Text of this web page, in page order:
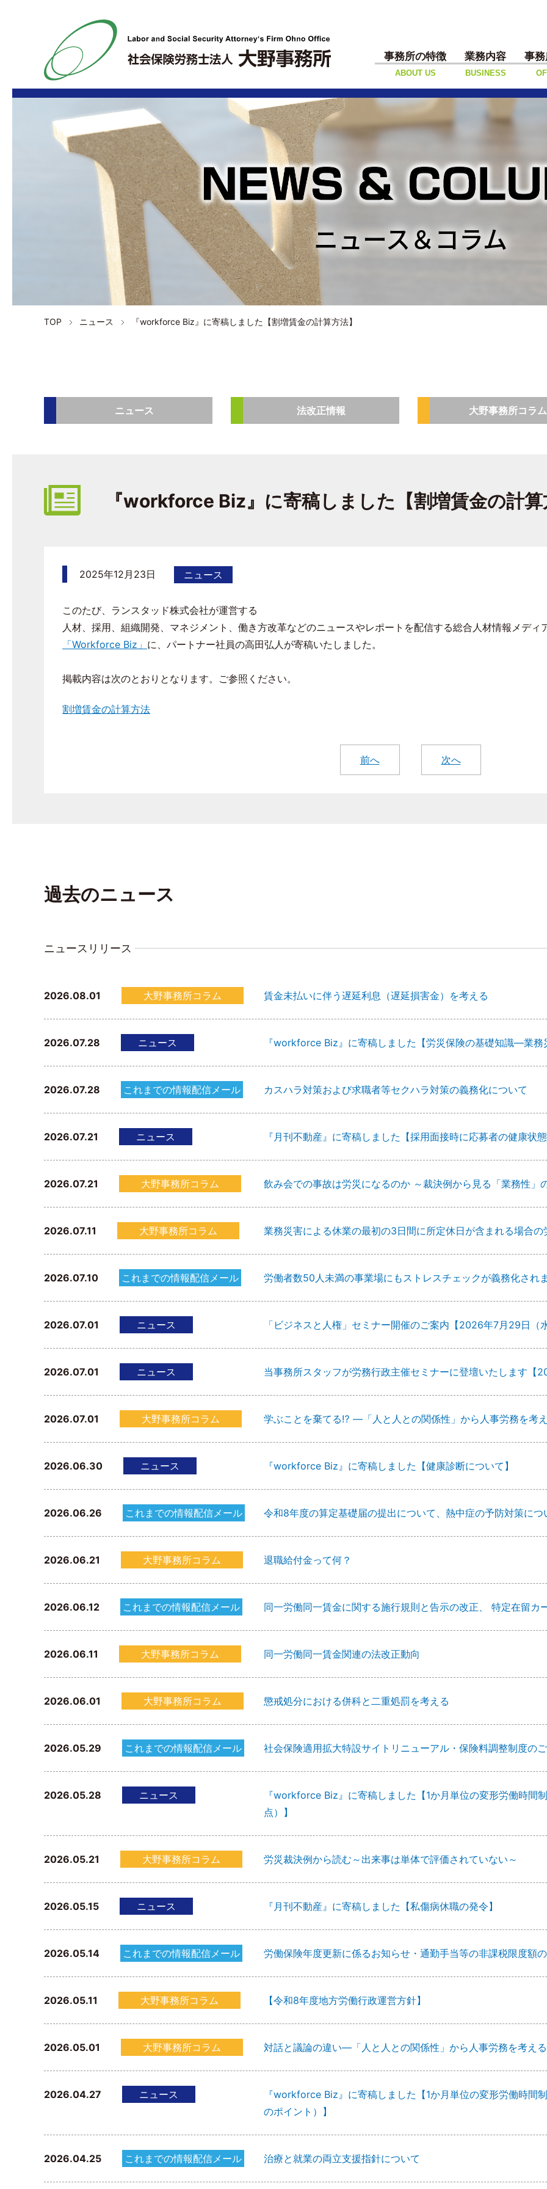
事務所の特徴
ABOUT US
業務内容
BUSINESS
事
ニュース＆コラム
TOP ニュース 『workforce Biz』に寄稿しました【割増賃金の計算方法】
ニュース 法改正情報 大野事務所コラム
『workforce Biz』に寄稿しました【割増賃金の計算
2025年12月23日 ニュース
このたび、ランスタッド株式会社が運営する
人材、採用、組織開発、マネジメント、 働き方改革などのニュースやレポートを配信する総合人材情報メディ
「Workforce Biz」 に、パートナー社員の高田弘人が寄稿いたしました。
掲載内容は次のとおりとなります。ご参照ください。
割増賃金の計算方法
前へ 次へ
過去のニュース
ニュースリリース
2026.08.01 大野事務所コラム 賃金未払いに伴う遅延利息（遅延損害金）を考える
2026.07.28 ニュース 『workforce Biz』に寄稿しました【労災保険の基礎知識―業務
2026.07.28 これまでの情報配信メール カスハラ対策および求職者等セクハラ対策の義務化について
2026.07.21 ニュース 『月刊不動産』に寄稿しました【採用面接時に応募者の健康状
2026.07.21 大野事務所コラム 飲み会での事故は労災になるのか ～裁決例から見る「業務性」
2026.07.11 大野事務所コラム 業務災害による休業の最初の3日間に所定休日が含まれる場合の
2026.07.10 これまでの情報配信メール 労働者数50人未満の事業場にもストレスチェックが義務化され
2026.07.01 ニュース 「ビジネスと人権」セミナー開催のご案内【2026年7月29日（水
2026.07.01 ニュース 当事務所スタッフが労務行政主催セミナーに登壇いたします【
2026.07.01 大野事務所コラム 学ぶことを棄てる⁉ ―「人と人との関係性」から人事労務を考
2026.06.30 ニュース 『workforce Biz』に寄稿しました【健康診断について】
2026.06.26 これまでの情報配信メール 令和8年度の算定基礎届の提出について、熱中症の予防対策につ
2026.06.21 大野事務所コラム 退職給付金って何？
2026.06.12 これまでの情報配信メール 同一労働同一賃金に関する施行規則と告示の改正、 特定在留カ
2026.06.11 大野事務所コラム 同一労働同一賃金関連の法改正動向
2026.06.01 大野事務所コラム 懲戒処分における併科と二重処罰を考える
2026.05.29 これまでの情報配信メール 社会保険適用拡大特設サイトリニューアル・保険料調整制度の
2026.05.28 ニュース
『workforce Biz』に寄稿しました【1か月単位の変形労働時間
点）】
2026.05.21 大野事務所コラム 労災裁決例から読む～出来事は単体で評価されていない～
2026.05.15 ニュース 『月刊不動産』に寄稿しました【私傷病休職の発令】
2026.05.14 これまでの情報配信メール 労働保険年度更新に係るお知らせ・通勤手当等の非課税限度額
2026.05.11 大野事務所コラム 【令和8年度地方労働行政運営方針】
2026.05.01 大野事務所コラム 対話と議論の違い―「人と人との関係性」から人事労務を考え
2026.04.27 ニュース
『workforce Biz』に寄稿しました【1か月単位の変形労働時間
のポイント）】
2026.04.25 これまでの情報配信メール 治療と就業の両立支援指針について